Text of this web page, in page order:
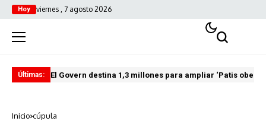
Hoy viernes , 7 agosto 2026
Últimas: El Govern destina 1,3 millones para ampliar ‘Patis
Inicio cúpula